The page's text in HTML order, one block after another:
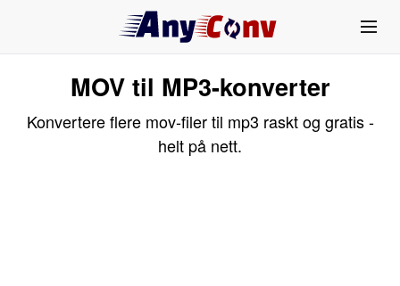
MOV til MP3-konverter
Konvertere flere mov-filer til mp3 raskt og gratis -
helt på nett.